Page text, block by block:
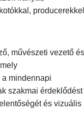
producerekkel,
művészeti vezető és
mindennapi
szakmai érdeklődést
és vizuális